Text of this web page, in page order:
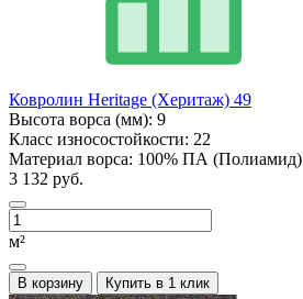
Ковролин Heritage (Херитаж) 49
Высота ворса (мм): 9
Класс износостойкости: 22
Материал ворса: 100% ПА (Полиамид)
3 132 руб.
м²
В корзину Купить в 1 клик